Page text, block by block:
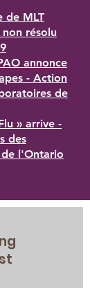
de MLT
résolu
annonce
- Action
de
» arrive -
des
l'Ontario